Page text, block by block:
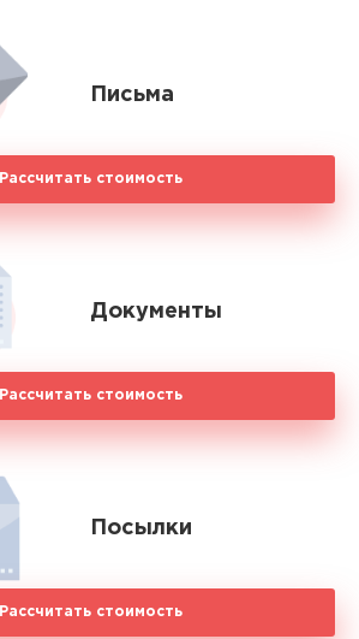
Письма
Рассчитать стоимость
Документы
Рассчитать стоимость
Посылки
Рассчитать стоимость